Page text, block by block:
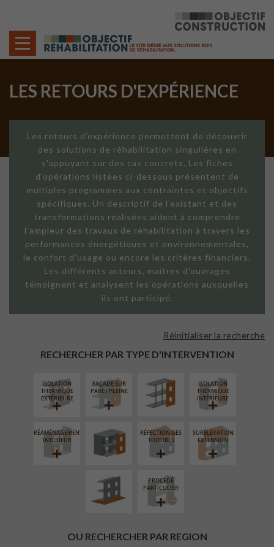
LES RETOURS D'EXPÉRIENCE
Les retours d'expérience permettent de découvrir
des solutions de réhabilitation singulières en
s'appuyant sur des cas concrets. Les fiches
d'opérations listées ci-dessous présentent de
multiples programmes aux contraintes et objectifs
spécifiques. Un descriptif de l'existant et des
transformations réalisées aident à comprendre
l'ampleur des travaux de réhabilitation à travers les
performances énergétiques et environnementales,
le confort d'usage ou encore les critères financiers.
Les différents acteurs, maîtres d'ouvrages
témoignent et analysent les opérations auxquelles
ils ont participé.
RECHERCHER PAR TYPE D'INTERVENTION
Réinitialiser la recherche
ISOLATION
THERMIQUE
EXTÉRIEURE
FAÇADE SUR
PAROI PLEINE
FAÇADE SUR
LINÉAIRE
ISOLATION
THERMIQUE
INTÉRIEURE
RÉAMÉNAGEMENT
INTÉRIEUR
FERMETURE
LOGGIAS
RÉFECTION DES
TOITURES
SURÉLÉVATION
EXTENSION
AMÉNAGEMENT
EXTÉRIEUR
PROCÉDÉ
PARTICULIER
OU RECHERCHER PAR REGION